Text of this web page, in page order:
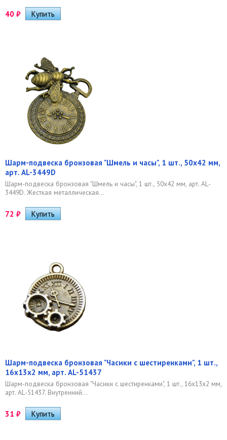
40 ₽
Шарм-подвеска бронзовая "Шмель и часы", 1 шт., 50х42 мм,
арт. AL-3449D
Шарм-подвеска бронзовая "Шмель и часы", 1 шт., 50х42 мм, арт. AL-
3449D. Жесткая металлическая...
72 ₽
Шарм-подвеска бронзовая "Часики с шестиренками", 1 шт.,
16х13х2 мм, арт. AL-51437
Шарм-подвеска бронзовая "Часики с шестиренками", 1 шт., 16х13х2 мм,
арт. AL-51437. Внутренний...
31 ₽